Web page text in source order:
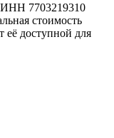
ИНН 7703219310
стоимость
её доступной для